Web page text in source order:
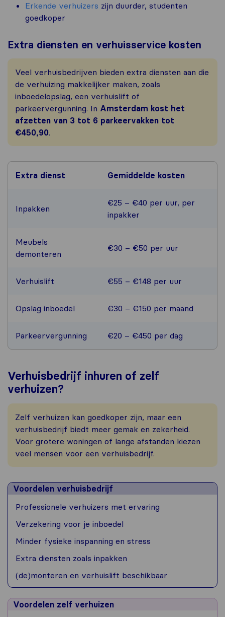
Erkende verhuizers zijn duurder, studenten
goedkoper
Extra diensten en verhuisservice kosten
Veel verhuisbedrijven bieden extra diensten aan die
de verhuizing makkelijker maken, zoals
inboedelopslag, een verhuislift of
parkeervergunning. In Amsterdam kost het
afzetten van 3 tot 6 parkeervakken tot
€450,90.
Extra dienst Gemiddelde kosten
Inpakken
€25 – €40 per uur, per
inpakker
Meubels
demonteren
€30 – €50 per uur
Verhuislift €55 – €148 per uur
Opslag inboedel €30 – €150 per maand
Parkeervergunning €20 – €450 per dag
Verhuisbedrijf inhuren of zelf
verhuizen?
Zelf verhuizen kan goedkoper zijn, maar een
verhuisbedrijf biedt meer gemak en zekerheid.
Voor grotere woningen of lange afstanden kiezen
veel mensen voor een verhuisbedrijf.
Voordelen verhuisbedrijf
Professionele verhuizers met ervaring
Verzekering voor je inboedel
Minder fysieke inspanning en stress
Extra diensten zoals inpakken
(de)monteren en verhuislift beschikbaar
Voordelen zelf verhuizen